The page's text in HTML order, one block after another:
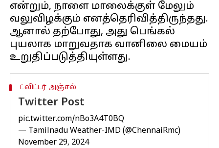
என்றும், நாளை மாலைக்குள் மேலும்
வலுவிழக்கும் எனத்தெரிவித்திருந்தது.
ஆனால் தற்போது, அது பெங்கல்
புயலாக மாறுவதாக வானிலை மையம்
ட்விட்டர் அஞ்சல்
Twitter Post
pic.twitter.com/nBo3A4T0BQ
— Tamilnadu Weather-IMD (@ChennaiRmc)
November 29, 2024